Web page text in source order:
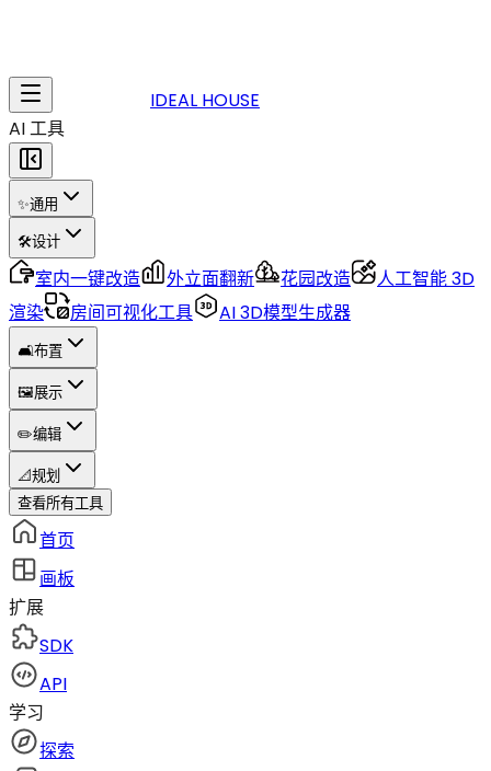
IDEAL HOUSE
AI 工具
✨通用
🛠️设计
室内一键改造 外立面翻新 花园改造
人工智能 3D
渲染
房间可视化工具 AI 3D模型生成器
🛋️布置
🖼️展示
✏️编辑
📐规划
查看所有工具
首页
画板
扩展
SDK
API
学习
探索